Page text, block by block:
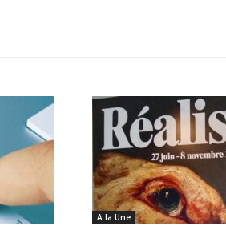
A la Une